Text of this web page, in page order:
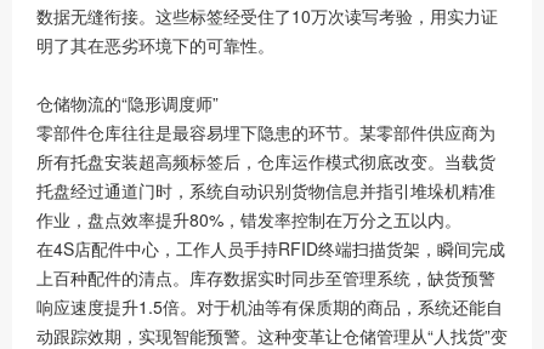
数据无缝衔接。这些标签经受住了10万次读写考验，用实力证
明了其在恶劣环境下的可靠性。
仓储物流的“隐形调度师”
零部件仓库往往是最容易埋下隐患的环节。某零部件供应商为
所有托盘安装超高频标签后，仓库运作模式彻底改变。当载货
托盘经过通道门时，系统自动识别货物信息并指引堆垛机精准
作业，盘点效率提升80%，错发率控制在万分之五以内。
在4S店配件中心，工作人员手持RFID终端扫描货架，瞬间完成
上百种配件的清点。库存数据实时同步至管理系统，缺货预警
响应速度提升1.5倍。对于机油等有保质期的商品，系统还能自
动跟踪效期，实现智能预警。这种变革让仓储管理从“人找货”变